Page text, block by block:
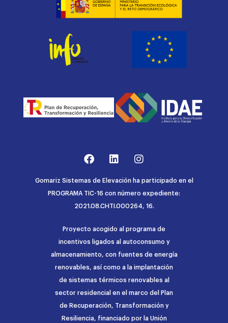
Gomariz Sistemas de Elevación ha participado en el
PROGRAMA TIC-16 con número expediente:
2021.08.CHTI.000264, 16.
Proyecto acogido al programa de
incentivos ligados al autoconsumo y
almacenamiento, con fuentes de energía
renovables, así como a la implantación
de sistemas térmicos renovables al
sector residencial en el marco del Plan
de Recuperación, Transformación y
Resiliencia, financiado por la Unión